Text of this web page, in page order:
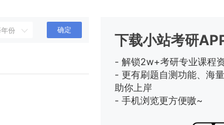
确定
下载小站考研
- 解锁2w+考研专业课程
- 更有刷题自测功能、海
助你上岸
- 手机浏览更方便嗷~